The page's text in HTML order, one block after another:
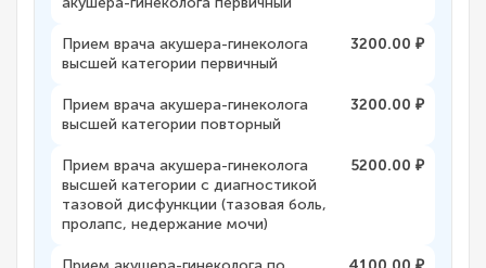
Прием врача акушера-гинеколога
высшей категории первичный
3200.00 ₽
Прием врача акушера-гинеколога
высшей категории повторный
3200.00 ₽
Прием врача акушера-гинеколога
высшей категории с диагностикой
тазовой дисфункции (тазовая боль,
пролапс, недержание мочи)
5200.00 ₽